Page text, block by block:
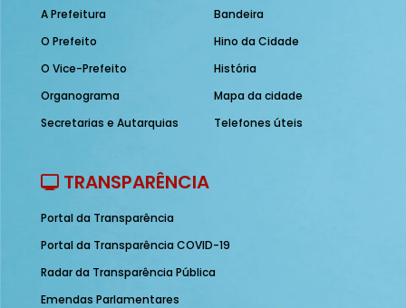
A Prefeitura
O Prefeito
O Vice-Prefeito
Organograma
Secretarias e Autarquias
Bandeira
Hino da Cidade
História
Mapa da cidade
Telefones úteis
TRANSPARÊNCIA
Portal da Transparência
Portal da Transparência COVID-19
Radar da Transparência Pública
Emendas Parlamentares